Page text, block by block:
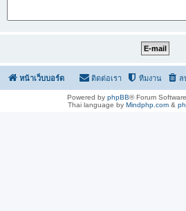
หน้าเว็บบอร์ด ล
ทีมงาน
ติดต่อเรา
Powered by phpBB® Forum
Thai language by Mindphp.com&